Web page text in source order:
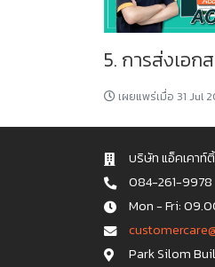
5. การส่งเอ
เผยแพร่เมื่อ 31 Jul
บริษัท แอ็คเคาท์
084-261-9978
Mon - Fri:
c u s t o m e r c a r e
Park Silom